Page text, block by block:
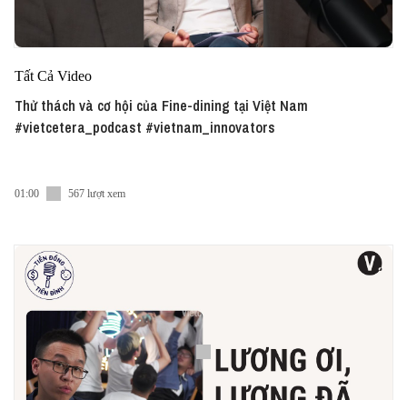
Tất Cả Video
Thử thách và cơ hội của Fine-dining tại Việt Nam
#vietcetera_podcast #vietnam_innovators
01:00 567 lượt xem